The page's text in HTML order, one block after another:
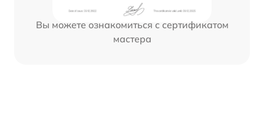
Вы можете ознакомиться с сертификатом
мастера